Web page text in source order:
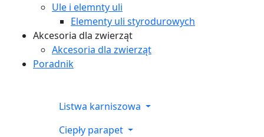
Ule i elemnty uli
Elementy uli styrodurowych
Akcesoria dla zwierząt
Akcesoria dla zwierząt
Poradnik
Listwa karniszowa
Ciepły parapet